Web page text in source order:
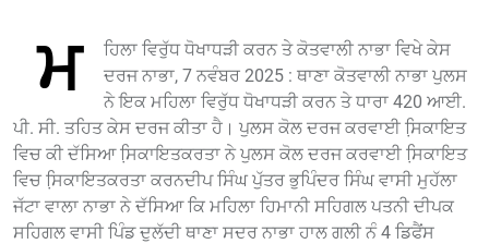
ਮ
ਹਿਲਾ ਵਿਰੁੱਧ ਧੋਖਾਧੜੀ ਕਰਨ ਤੇ ਕੋਤਵਾਲੀ ਨਾਭਾ ਵਿਖੇ ਕੇਸ
ਦਰਜ ਨਾਭਾ, 7 ਨਵੰਬਰ 2025 : ਥਾਣਾ ਕੋਤਵਾਲੀ ਨਾਭਾ ਪੁਲਸ
ਨੇ ਇਕ ਮਹਿਲਾ ਵਿਰੁੱਧ ਧੋਖਾਧੜੀ ਕਰਨ ਤੇ ਧਾਰਾ 420 ਆਈ.
ਪੀ. ਸੀ. ਤਹਿਤ ਕੇਸ ਦਰਜ ਕੀਤਾ ਹੈ। ਪੁਲਸ ਕੋਲ ਦਰਜ ਕਰਵਾਈ ਸਿ਼ਕਾਇਤ
ਵਿਚ ਕੀ ਦੱਸਿਆ ਸਿ਼ਕਾਇਤਕਰਤਾ ਨੇ ਪੁਲਸ ਕੋਲ ਦਰਜ ਕਰਵਾਈ ਸਿ਼ਕਾਇਤ
ਵਿਚ ਸਿ਼ਕਾਇਤਕਰਤਾ ਕਰਨਦੀਪ ਸਿੰਘ ਪੁੱਤਰ ਭੁਪਿੰਦਰ ਸਿੰਘ ਵਾਸੀ ਮੁਹੱਲਾ
ਜੱਟਾ ਵਾਲਾ ਨਾਭਾ ਨੇ ਦੱਸਿਆ ਕਿ ਮਹਿਲਾ ਹਿਮਾਨੀ ਸਹਿਗਲ ਪਤਨੀ ਦੀਪਕ
ਸਹਿਗਲ ਵਾਸੀ ਪਿੰਡ ਦੁਲੱਦੀ ਥਾਣਾ ਸਦਰ ਨਾਭਾ ਹਾਲ ਗਲੀ ਨੰ 4 ਡਿਫੈਂਸ